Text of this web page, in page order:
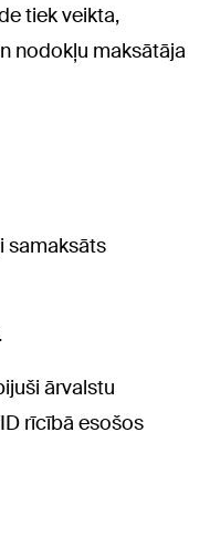
tiek veikta,
nodokļu maksātāja
samaksāts
ārvalstu
rīcībā esošos